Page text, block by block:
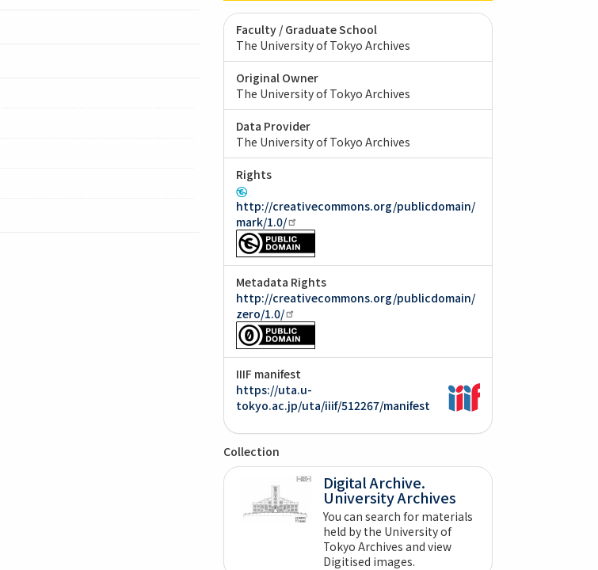
Faculty / Graduate School
The University of Tokyo Archives
Original Owner
The University of Tokyo Archives
Data Provider
The University of Tokyo Archives
Rights
http://creativecommons.org/publicdomain/
mark/1.0/
Metadata Rights
http://creativecommons.org/publicdomain/
zero/1.0/
IIIF manifest
https://uta.u-
tokyo.ac.jp/uta/iiif/512267/manifest
Collection
Digital Archive.
University Archives
You can search for materials
held by the University of
Tokyo Archives and view
Digitised images.